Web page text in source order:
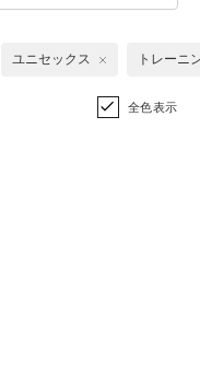
ユニセックス トレーニ
全色表示